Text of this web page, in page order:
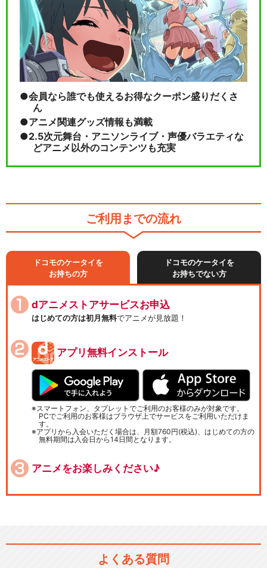
会員なら誰でも使えるお得なクーポン盛りだくさ
ん
アニメ関連グッズ情報も満載
2.5次元舞台・アニソンライブ・声優バラエティな
どアニメ以外のコンテンツも充実
ご利用までの流れ
ドコモのケータイを
お持ちの方
ドコモのケータイを
お持ちでない方
dアニメストアサービスお申込
はじめての方は初月無料でアニメが見放題！
アプリ無料インストール
スマートフォン、タブレットでご利用のお客様のみが対象です。
PCでご利用のお客様はブラウザ上でサービスをご利用いただけま
す。
アプリから入会いただく場合は、月額760円(税込)、はじめての方の
無料期間は入会日から14日間となります。
アニメをお楽しみください♪
よくある質問